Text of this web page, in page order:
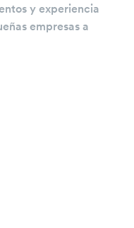
y experiencia
empresas a